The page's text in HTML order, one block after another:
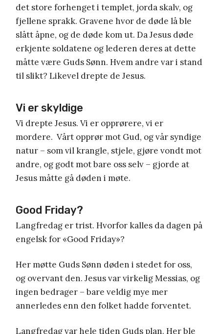
det store forhenget i templet, jorda skalv, og
fjellene sprakk. Gravene hvor de døde lå ble
slått åpne, og de døde kom ut. Da Jesus døde
erkjente soldatene og lederen deres at dette
måtte være Guds Sønn. Hvem andre var i stand
til slikt? Likevel drepte de Jesus.
Vi er skyldige
Vi drepte Jesus. Vi er opprørere, vi er
mordere. Vårt opprør mot Gud, og vår syndige
natur – som vil krangle, stjele, gjøre vondt mot
andre, og godt mot bare oss selv – gjorde at
Jesus måtte gå døden i møte.
Good Friday?
Langfredag er trist. Hvorfor kalles da dagen på
engelsk for «Good Friday»?
Her møtte Guds Sønn døden i stedet for oss,
og overvant den. Jesus var virkelig Messias, og
ingen bedrager – bare veldig mye mer
annerledes enn den folket hadde forventet.
Langfredag var hele tiden Guds plan. Her ble